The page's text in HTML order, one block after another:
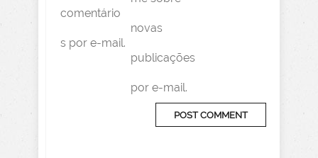
comentário
s por e-mail.
novas
publicações
por e-mail.